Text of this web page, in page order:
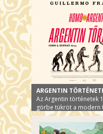
ARGENTIN
Az Argentin történetek
görbe tükröt a modern